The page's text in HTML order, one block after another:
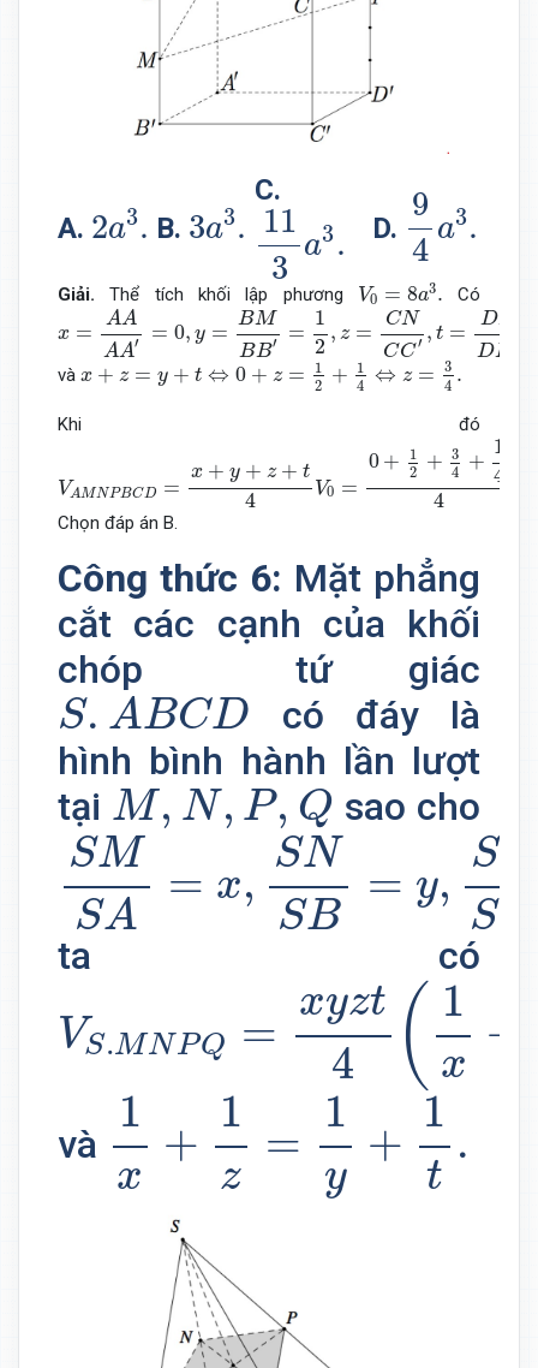
A. 2a3.
2 a3
B. 3a3.
3 a3 C.
11
3
a3 .
11
D.
9
4
a3.
94
Giải.Thể tích khối lập phương V0 = 8a3.
V0 a .
Có
x =
AA
AA′ = 0, y =
BM
BB′ =
1
2
, z =
CN
CC′ , t =
DP
DD
x=AA AA′= 0,y= MBB ′=12 z=CNC C′,t =DPD D 14
và x + z = y + t ⇔ 0 + z =
1
2
+
1
4
⇔ z =
3
4 .
z=y + 2+1 z=
Khi đó
VAMNPBCD =
x + y + z + t
4
V0 =
0 +
1
2
+ 3
4
+
1
4
4
VA a3= 3a
Chọn đáp án B.
Công thức 6: Mặt phẳng
cắt các cạnh của khối
chóp tứ giác
S. ABCD
S.ABCD
có đáy là
hình bình hành lần lượt
tại M , N, P, Q
M,N,P Q sao cho
SM
SA
= x,
SN
SB
= y,
SP
S
SMSA =x, S NSB=y, SPSC
ta có
VS.MNPQ =
xyzt
4 ( 1
x
+
VS xyzt4 1 x+
và
1
x
+
1
z
=
1
y
+
1
t
.
1x z= +1